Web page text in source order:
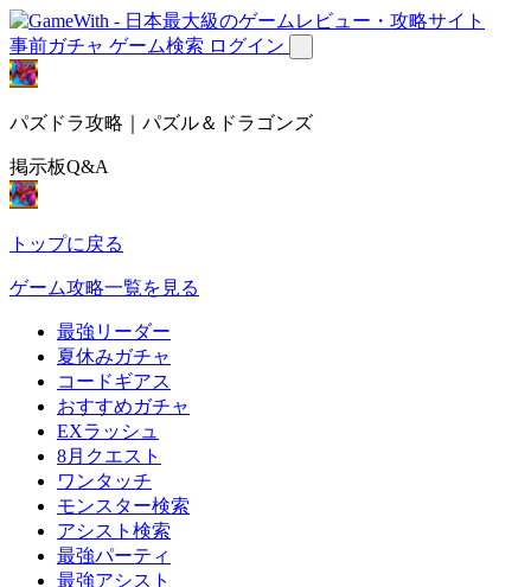
事前ガチャ ゲーム検索 ログイン
パズドラ攻略｜パズル＆ドラゴンズ
掲示板Q&A
トップに戻る
ゲーム攻略一覧を見る
最強リーダー
夏休みガチャ
コードギアス
おすすめガチャ
EXラッシュ
8月クエスト
ワンタッチ
モンスター検索
アシスト検索
最強パーティ
最強アシスト